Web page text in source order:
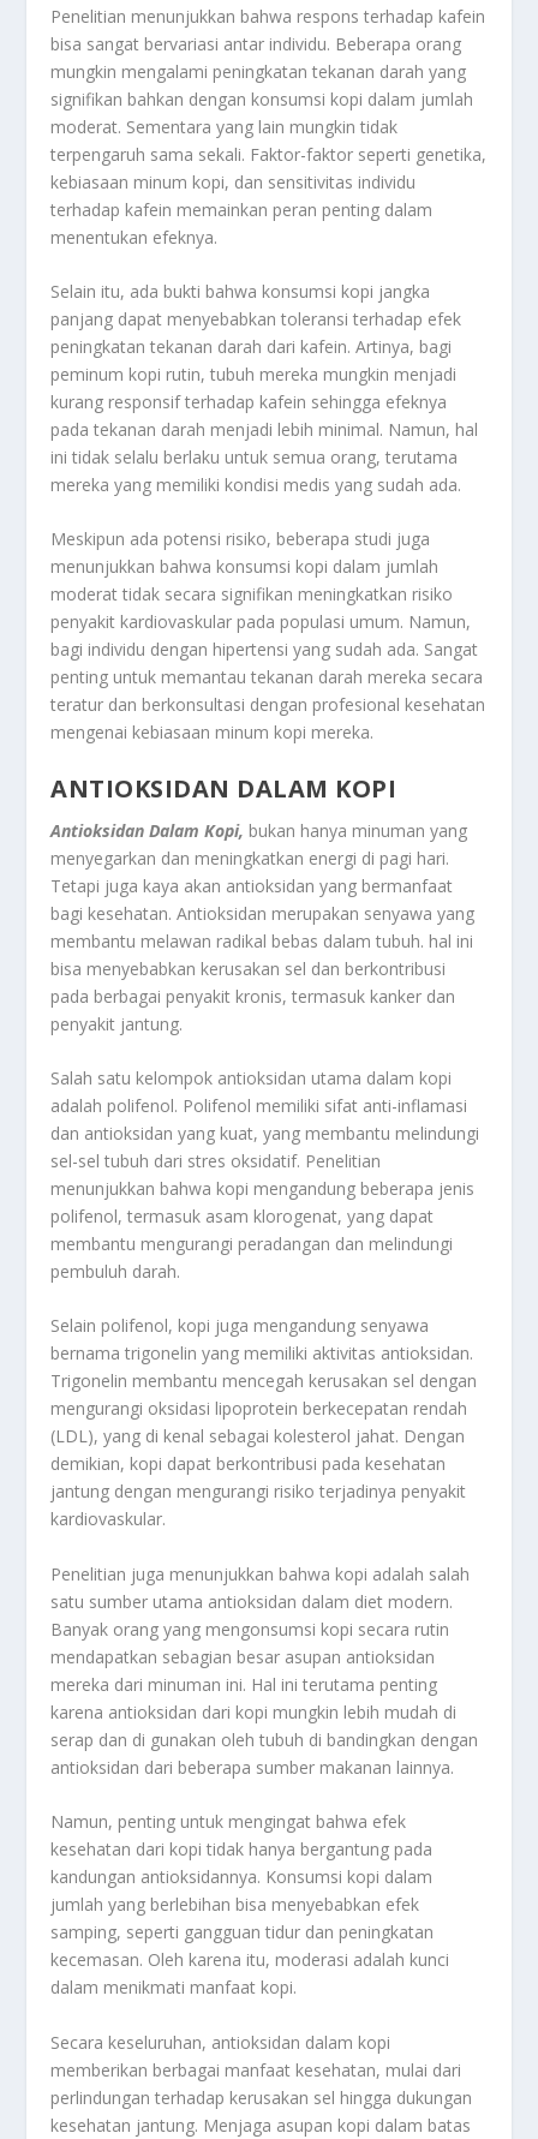
Penelitian menunjukkan bahwa respons terhadap kafein
bisa sangat bervariasi antar individu. Beberapa orang
mungkin mengalami peningkatan tekanan darah yang
signifikan bahkan dengan konsumsi kopi dalam jumlah
moderat. Sementara yang lain mungkin tidak
terpengaruh sama sekali. Faktor-faktor seperti genetika,
kebiasaan minum kopi, dan sensitivitas individu
terhadap kafein memainkan peran penting dalam
menentukan efeknya.
Selain itu, ada bukti bahwa konsumsi kopi jangka
panjang dapat menyebabkan toleransi terhadap efek
peningkatan tekanan darah dari kafein. Artinya, bagi
peminum kopi rutin, tubuh mereka mungkin menjadi
kurang responsif terhadap kafein sehingga efeknya
pada tekanan darah menjadi lebih minimal. Namun, hal
ini tidak selalu berlaku untuk semua orang, terutama
mereka yang memiliki kondisi medis yang sudah ada.
Meskipun ada potensi risiko, beberapa studi juga
menunjukkan bahwa konsumsi kopi dalam jumlah
moderat tidak secara signifikan meningkatkan risiko
penyakit kardiovaskular pada populasi umum. Namun,
bagi individu dengan hipertensi yang sudah ada. Sangat
penting untuk memantau tekanan darah mereka secara
teratur dan berkonsultasi dengan profesional kesehatan
mengenai kebiasaan minum kopi mereka.
ANTIOKSIDAN DALAM KOPI
Antioksidan Dalam Kopi, bukan hanya minuman yang
menyegarkan dan meningkatkan energi di pagi hari.
Tetapi juga kaya akan antioksidan yang bermanfaat
bagi kesehatan. Antioksidan merupakan senyawa yang
membantu melawan radikal bebas dalam tubuh. hal ini
bisa menyebabkan kerusakan sel dan berkontribusi
pada berbagai penyakit kronis, termasuk kanker dan
penyakit jantung.
Salah satu kelompok antioksidan utama dalam kopi
adalah polifenol. Polifenol memiliki sifat anti-inflamasi
dan antioksidan yang kuat, yang membantu melindungi
sel-sel tubuh dari stres oksidatif. Penelitian
menunjukkan bahwa kopi mengandung beberapa jenis
polifenol, termasuk asam klorogenat, yang dapat
membantu mengurangi peradangan dan melindungi
pembuluh darah.
Selain polifenol, kopi juga mengandung senyawa
bernama trigonelin yang memiliki aktivitas antioksidan.
Trigonelin membantu mencegah kerusakan sel dengan
mengurangi oksidasi lipoprotein berkecepatan rendah
(LDL), yang di kenal sebagai kolesterol jahat. Dengan
demikian, kopi dapat berkontribusi pada kesehatan
jantung dengan mengurangi risiko terjadinya penyakit
kardiovaskular.
Penelitian juga menunjukkan bahwa kopi adalah salah
satu sumber utama antioksidan dalam diet modern.
Banyak orang yang mengonsumsi kopi secara rutin
mendapatkan sebagian besar asupan antioksidan
mereka dari minuman ini. Hal ini terutama penting
karena antioksidan dari kopi mungkin lebih mudah di
serap dan di gunakan oleh tubuh di bandingkan dengan
antioksidan dari beberapa sumber makanan lainnya.
Namun, penting untuk mengingat bahwa efek
kesehatan dari kopi tidak hanya bergantung pada
kandungan antioksidannya. Konsumsi kopi dalam
jumlah yang berlebihan bisa menyebabkan efek
samping, seperti gangguan tidur dan peningkatan
kecemasan. Oleh karena itu, moderasi adalah kunci
dalam menikmati manfaat kopi.
Secara keseluruhan, antioksidan dalam kopi
memberikan berbagai manfaat kesehatan, mulai dari
perlindungan terhadap kerusakan sel hingga dukungan
kesehatan jantung. Menjaga asupan kopi dalam batas